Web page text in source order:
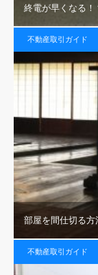
終電が早くなる！
不動産取引ガイド
部屋を間仕切る方
不動産取引ガイド